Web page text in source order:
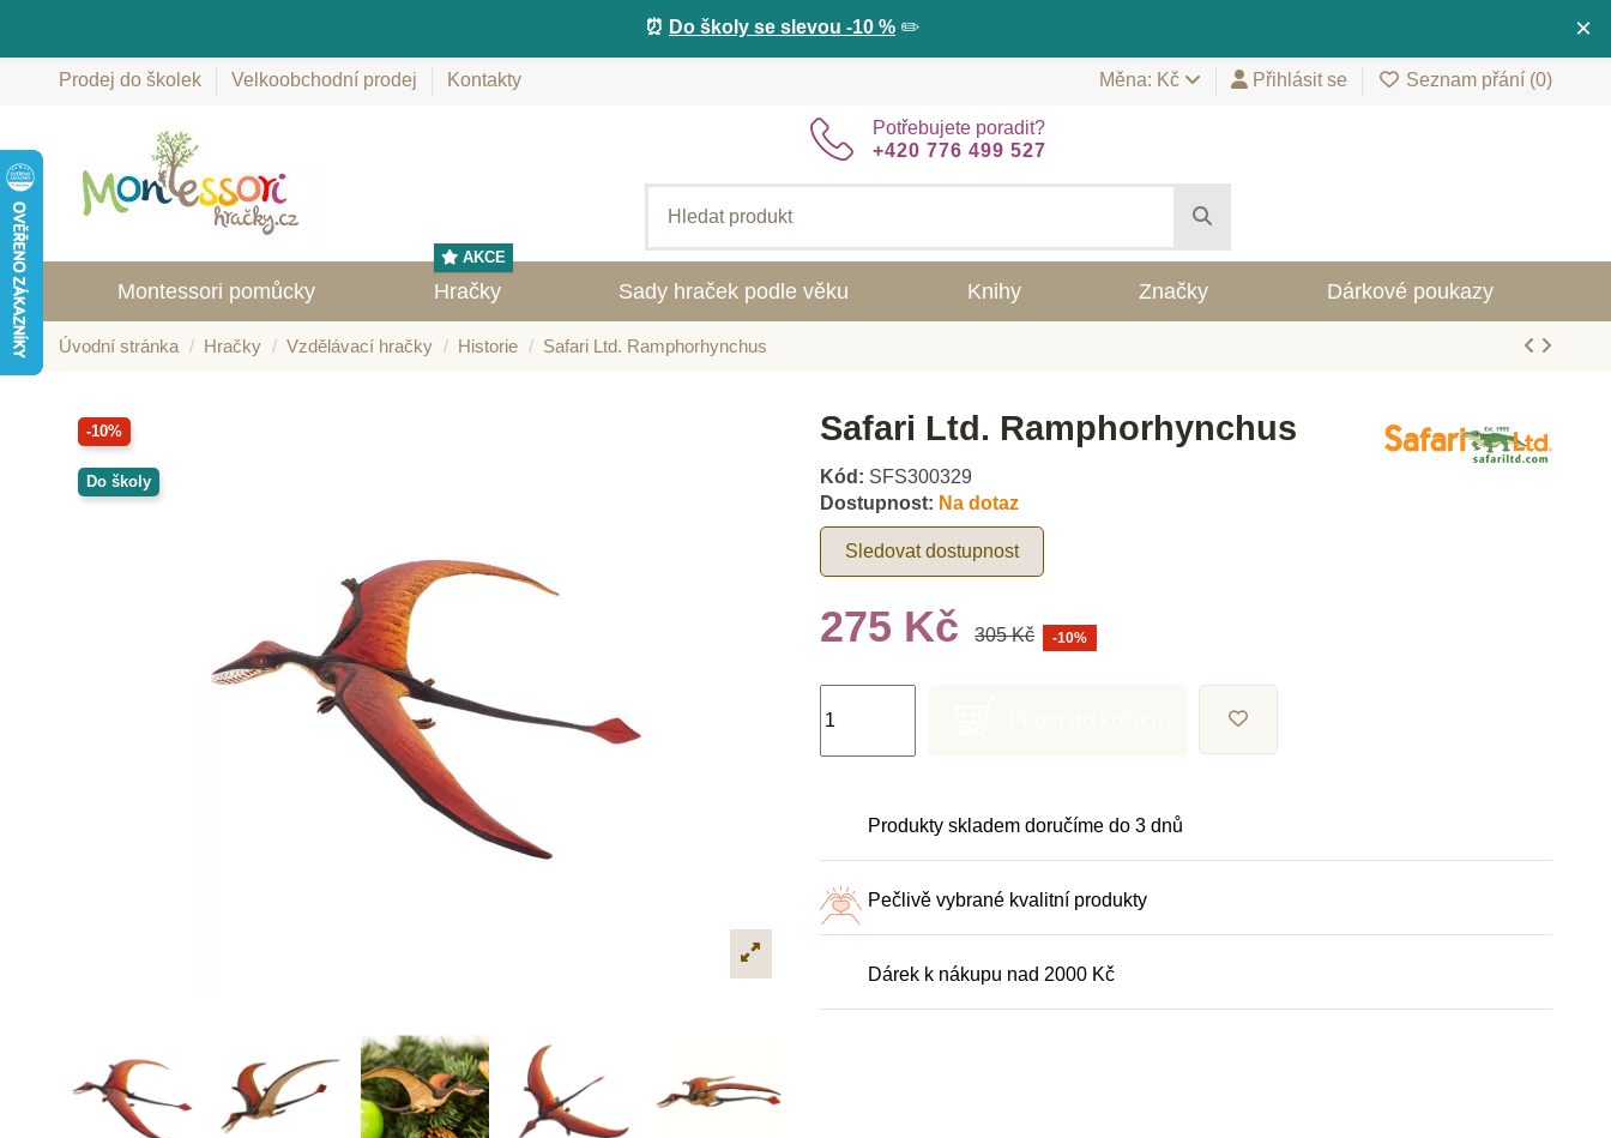
×
⏰ Do školy se slevou -10 % ✏️
Prodej do školek Velkoobchodní prodej Kontakty Měna: Kč Přihlásit se Seznam přání (0)
Potřebujete poradit?
+420 776 499 527
Montessori pomůcky Hračky
AKCE
Sady hraček podle věku Knihy Značky Dárkové poukazy
Úvodní stránka Hračky Vzdělávací hračky Historie Safari Ltd. Ramphorhynchus
-10%
Do školy
Safari Ltd. Ramphorhynchus
Kód: SFS300329
Dostupnost: Na dotaz
Sledovat dostupnost
275 Kč 305 Kč -10%
Produkty skladem doručíme do 3 dnů
Pečlivě vybrané kvalitní produkty
Dárek k nákupu nad 2000 Kč